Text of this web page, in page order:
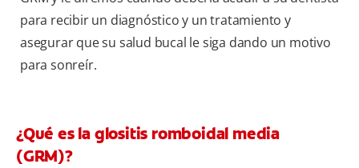
para recibir un diagnóstico y un tratamiento y
asegurar que su salud bucal le siga dando un motivo
para sonreír.
¿Qué es la glositis romboidal media
(GRM)?